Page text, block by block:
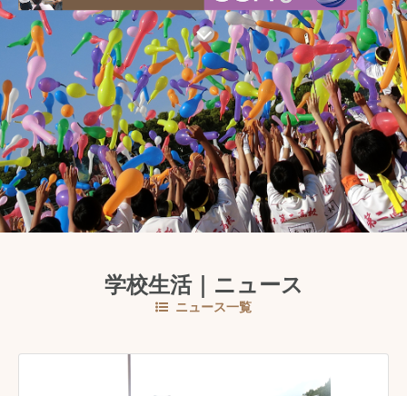
学校生活｜ニュース
ニュース一覧